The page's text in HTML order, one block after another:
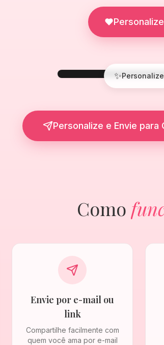
✨Personalize
Personalize e Envie para
Como
Envie por e-mail ou
link
Compartilhe facilmente com
quem você ama por e-mail